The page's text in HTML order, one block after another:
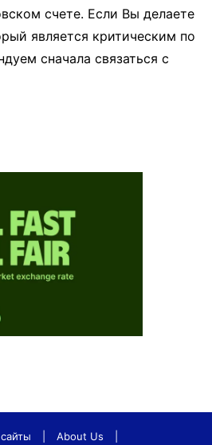
счете. Если Вы делаете
является критическим по
сначала связаться с
About Us